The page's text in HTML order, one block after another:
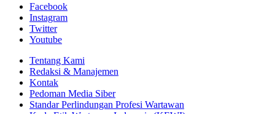
Facebook
Instagram
Twitter
Youtube
Tentang Kami
Redaksi & Manajemen
Kontak
Pedoman Media Siber
Standar Perlindungan Profesi Wartawan